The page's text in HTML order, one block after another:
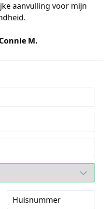
aanvulling voor mijn
Connie M.
Huisnummer